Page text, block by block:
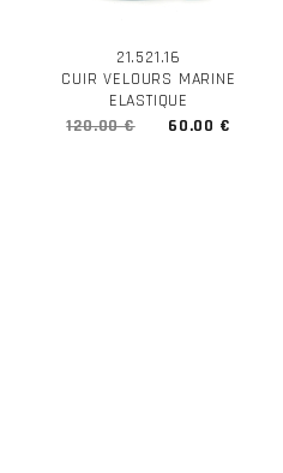
21.521.16
CUIR VELOURS MARINE
ELASTIQUE
120.00 €
60.00 €